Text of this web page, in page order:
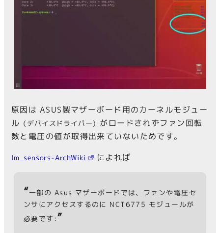
原因は ASUS製マザーボード用のカーネルモジュー
ル
（デバイスドライバー） がロードされずファン回転
数と電圧の値が取得出来ていないためです。
lm_sensors-ArchWiki によれば
“一部の Asus マザーボードでは、ファンや電圧セ
ンサにアクセスするのに NCT6775 モジュールが
必要です: ”